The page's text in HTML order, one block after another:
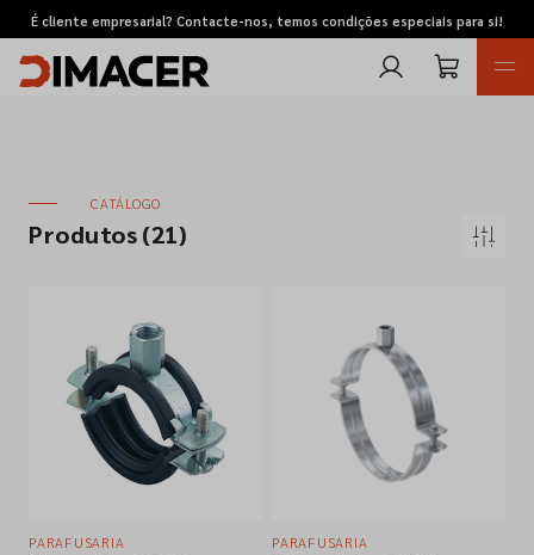
É cliente empresarial? Contacte-nos, temos condições especiais para si!
Pedidos de cotação
Marcas
CATÁLOGO
Produtos(21)
PARAFUSARIA PARAFUSARIA